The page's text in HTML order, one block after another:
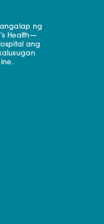
ng
Health—
ang